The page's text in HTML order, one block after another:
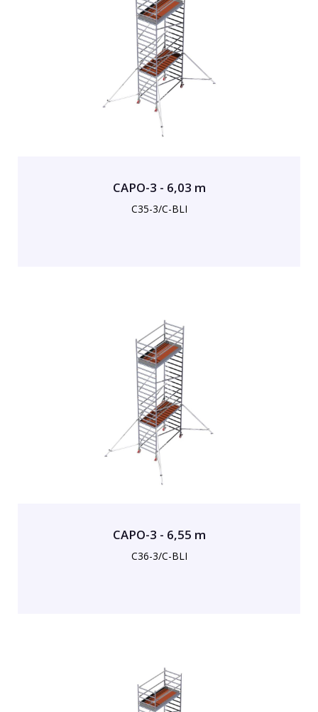
CAPO-3 - 6,03 m
C35-3/C-BLI
CAPO-3 - 6,55 m
C36-3/C-BLI